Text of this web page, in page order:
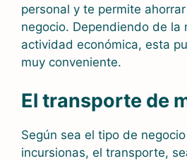
personal y te permite
negocio. Dependiendo de la
actividad económica, esta
muy conveniente.
El transporte de
Según sea el tipo de
incursionas, el transporte,